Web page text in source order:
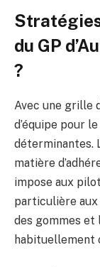
du GP
?
Avec une grille
d’équipe pour
déterminantes.
matière
impose aux
particulière aux
des gommes et
habituellement